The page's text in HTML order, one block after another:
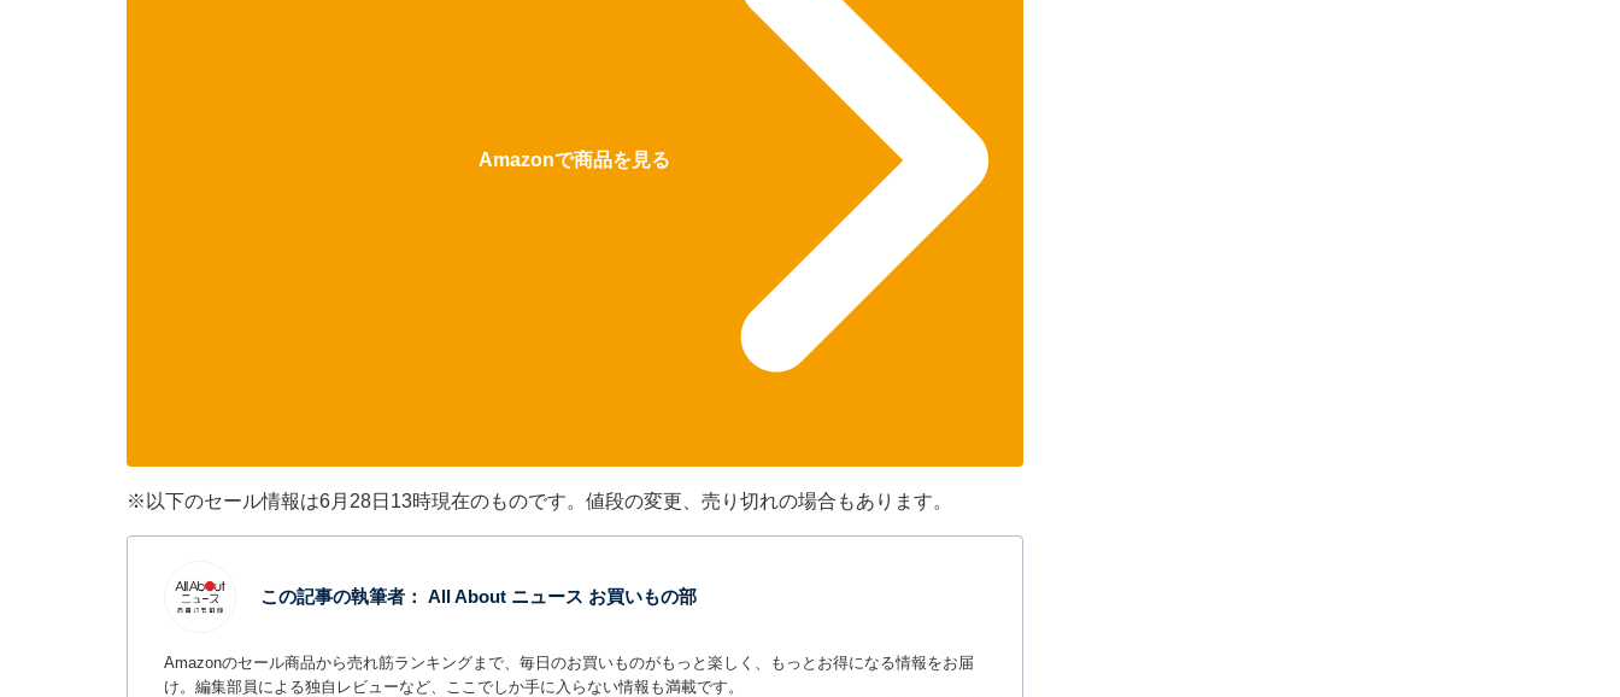
Amazonで商品を見る
※以下のセール情報は6月28日13時現在のものです。値段の変更、売り切れの場合もあります。
この記事の執筆者： All About ニュース お買いもの部
Amazonのセール商品から売れ筋ランキングまで、毎日のお買いものがもっと楽しく、もっとお得になる情報をお届
け。編集部員による独自レビューなど、ここでしか手に入らない情報も満載です。